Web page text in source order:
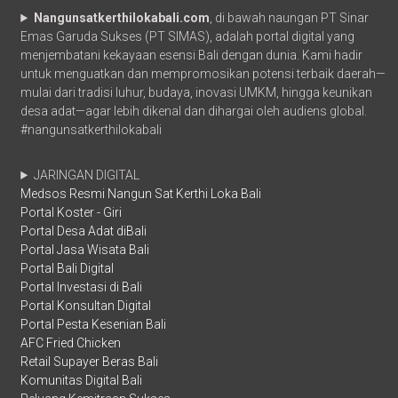
Nangunsatkerthilokabali.com , di bawah naungan PT Sinar
Emas Garuda Sukses (PT SIMAS), adalah portal digital yang
menjembatani kekayaan esensi Bali dengan dunia. Kami hadir
untuk menguatkan dan mempromosikan potensi terbaik daerah—
mulai dari tradisi luhur, budaya, inovasi UMKM, hingga keunikan
desa adat—agar lebih dikenal dan dihargai oleh audiens global.
#nangunsatkerthilokabali
JARINGAN DIGITAL
Medsos Resmi Nangun Sat Kerthi Loka Bali
Portal Koster - Giri
Portal Desa Adat diBali
Portal Jasa Wisata Bali
Portal Bali Digital
Portal Investasi di Bali
Portal Konsultan Digital
Portal Pesta Kesenian Bali
AFC Fried Chicken
Retail Supayer Beras Bali
Komunitas Digital Bali